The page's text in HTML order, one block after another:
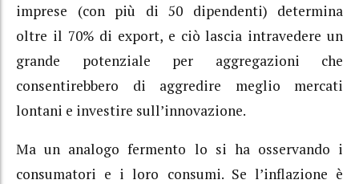
imprese (con più di 50 dipendenti) determina
oltre il 70% di export, e ciò lascia intravedere un
grande potenziale per aggregazioni che
consentirebbero di aggredire meglio mercati
lontani e investire sull’innovazione.
Ma un analogo fermento lo si ha osservando i
consumatori e i loro consumi. Se l’inflazione è